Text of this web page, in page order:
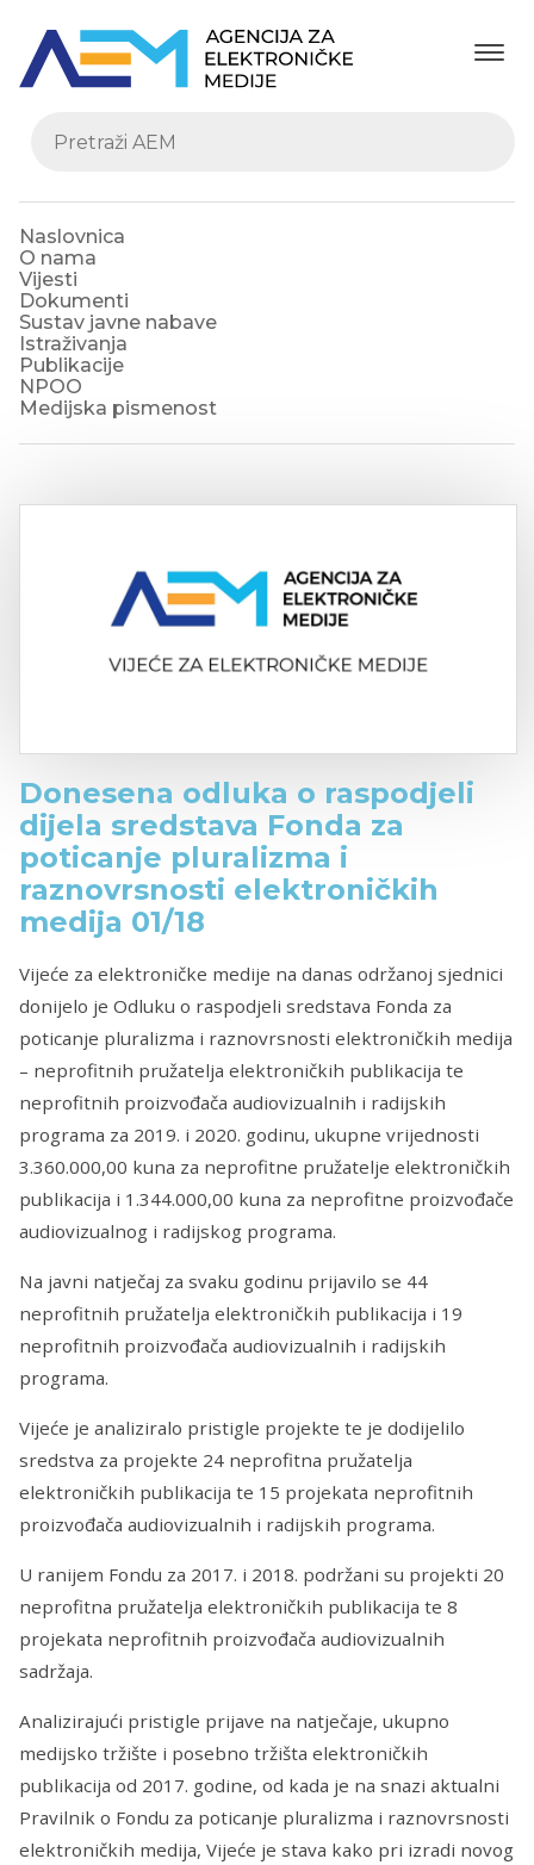
Naslovnica
O nama
Vijesti
Dokumenti
Sustav javne nabave
Istraživanja
Publikacije
NPOO
Medijska pismenost
Donesena odluka o raspodjeli
dijela sredstava Fonda za
poticanje pluralizma i
raznovrsnosti elektroničkih
medija 01/18
Vijeće za elektroničke medije na danas održanoj sjednici
donijelo je Odluku o raspodjeli sredstava Fonda za
poticanje pluralizma i raznovrsnosti elektroničkih medija
– neprofitnih pružatelja elektroničkih publikacija te
neprofitnih proizvođača audiovizualnih i radijskih
programa za 2019. i 2020. godinu, ukupne vrijednosti
3.360.000,00 kuna za neprofitne pružatelje elektroničkih
publikacija i 1.344.000,00 kuna za neprofitne proizvođače
audiovizualnog i radijskog programa.
Na javni natječaj za svaku godinu prijavilo se 44
neprofitnih pružatelja elektroničkih publikacija i 19
neprofitnih proizvođača audiovizualnih i radijskih
programa.
Vijeće je analiziralo pristigle projekte te je dodijelilo
sredstva za projekte 24 neprofitna pružatelja
elektroničkih publikacija te 15 projekata neprofitnih
proizvođača audiovizualnih i radijskih programa.
U ranijem Fondu za 2017. i 2018. podržani su projekti 20
neprofitna pružatelja elektroničkih publikacija te 8
projekata neprofitnih proizvođača audiovizualnih
sadržaja.
Analizirajući pristigle prijave na natječaje, ukupno
medijsko tržište i posebno tržišta elektroničkih
publikacija od 2017. godine, od kada je na snazi aktualni
Pravilnik o Fondu za poticanje pluralizma i raznovrsnosti
elektroničkih medija, Vijeće je stava kako pri izradi novog